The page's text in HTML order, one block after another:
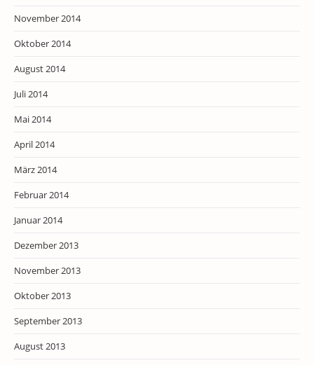
November 2014
Oktober 2014
August 2014
Juli 2014
Mai 2014
April 2014
März 2014
Februar 2014
Januar 2014
Dezember 2013
November 2013
Oktober 2013
September 2013
August 2013